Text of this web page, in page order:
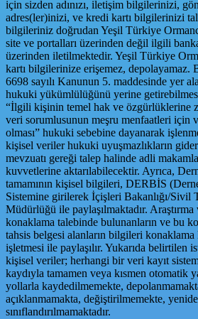
için sizden adınızı, iletişim bilgilerinizi,
adres(ler)inizi, ve kredi kartı bilgilerinizi
bilgileriniz doğrudan Yeşil Türkiye
site ve portalları üzerinden değil ilgili
üzerinden iletilmektedir. Yeşil Türkiye
kartı bilgilerinize erişemez, depolayamaz.
6698 sayılı Kanunun 5. maddesinde yer
hukuki yükümlülüğünü yerine
“İlgili kişinin temel hak ve özgürlüklerine
veri sorumlusunun meşru menfaatleri için
olması” hukuki sebebine dayanarak
kişisel veriler hukuki uyuşmazlıkların
mevzuatı gereği talep halinde adli
kuvvetlerine aktarılabilecektir. Ayrıca,
tamamının kişisel bilgileri, DERBİS
Sistemine girilerek İçişleri Bakanlığı/
Müdürlüğü ile paylaşılmaktadır.
konaklama talebinde bulunanların ve bu
tahsis belgesi alanların bilgileri konaklama
işletmesi ile paylaşılır. Yukarıda belirtilen
kişisel veriler; herhangi bir veri kayıt
kaydıyla tamamen veya kısmen otomatik
yollarla kaydedilmemekte,
açıklanmamakta, değiştirilmemekte,
sınıflandırılmamaktadır.